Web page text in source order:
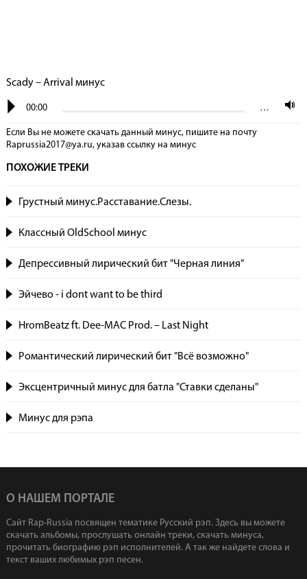
Scady – Arrival минус
00:00 …
Если Вы не можете скачать данный минус, пишите на почту
Raprussia2017@ya.ru, указав сcылку на минус
ПОХОЖИЕ ТРЕКИ
Грустный минус.Расставание.Слезы.
Классный OldSchool минус
Депрессивный лирический бит "Черная линия"
Эйчево - i dont want to be third
HromBeatz ft. Dee-MAC Prod. – Last Night
Романтический лирический бит "Всё возможно"
Эксцентричный минус для батла "Ставки сделаны"
Минус для рэпа
О НАШЕМ ПОРТАЛЕ
Сайт Rap-Russia посвящен тематике Русский рэп. Здесь вы можете
скачать альбомы, прослушать онлайн треки, скачать минуса,
прочитать биографию рэп исполнителей. А так же найдете слова и
текст ваших любимых рэп песен.